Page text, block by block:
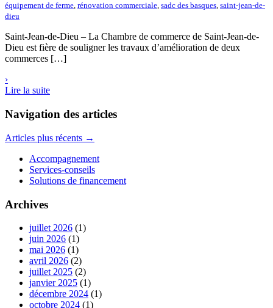
équipement de ferme, rénovation commerciale, sadc des basques, saint-jean-de-
dieu
Saint-Jean-de-Dieu – La Chambre de commerce de Saint-Jean-de-
Dieu est fière de souligner les travaux d’amélioration de deux
commerces […]
›
Lire la suite
Navigation des articles
Articles plus récents →
Accompagnement
Services-conseils
Solutions de financement
Archives
juillet 2026 (1)
juin 2026 (1)
mai 2026 (1)
avril 2026 (2)
juillet 2025 (2)
janvier 2025 (1)
décembre 2024 (1)
octobre 2024 (1)